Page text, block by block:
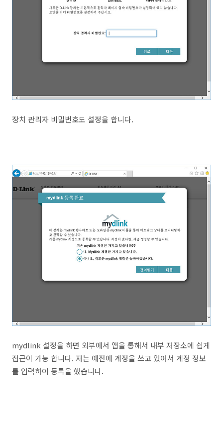
장치 관리자 비밀번호도 설정을 합니다.
mydlink 설정을 하면 외부에서 앱을 통해서 내부 저장소에 쉽게
접근이 가능 합니다. 저는 예전에 계정을 쓰고 있어서 계정 정보
를 입력하여 등록을 했습니다.